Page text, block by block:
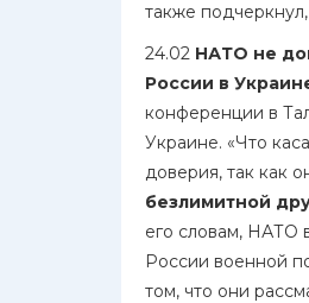
также
24.02 НАТО не
России в
конференции в
Украине. «Что
доверия, так как
безлимитной
его словам, НАТО
России военной
том, что они